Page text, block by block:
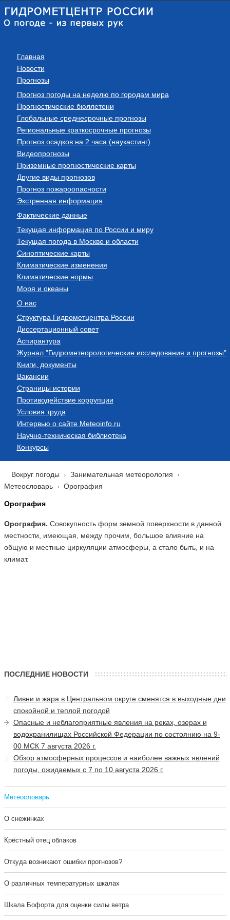
Главная
Новости
Прогнозы
Прогноз погоды на неделю по городам мира
Прогностические бюллетени
Глобальные среднесрочные прогнозы
Региональные краткосрочные прогнозы
Прогноз осадков на 2 часа (наукастинг)
Видеопрогнозы
Приземные прогностические карты
Другие виды прогнозов
Прогноз пожароопасности
Экстренная информация
Фактические данные
Текущая информация по России и миру
Текущая погода в Москве и области
Синоптические карты
Климатические изменения
Климатические нормы
Моря и океаны
О нас
Структура Гидрометцентра России
Диссертационный совет
Аспирантура
Журнал "Гидрометеорологические исследования и прогнозы"
Книги, документы
Вакансии
Страницы истории
Противодействие коррупции
Условия труда
Интервью о сайте Meteoinfo.ru
Научно-техническая библиотека
Конкурсы
Вокруг погоды
Занимательная метеорология
Метеословарь
Орография
Орография
Орография. Совокупность форм земной поверхности в данной
местности, имеющая, между прочим, большое влияние на
общую и местные циркуляции атмосферы, а стало быть, и на
климат.
ПОСЛЕДНИЕ НОВОСТИ
Ливни и жара в Центральном округе сменятся в выходные дни
спокойной и теплой погодой
Опасные и неблагоприятные явления на реках, озерах и
водохранилищах Российской Федерации по состоянию на 9-
00 МСК 7 августа 2026 г.
Обзор атмосферных процессов и наиболее важных явлений
погоды, ожидаемых с 7 по 10 августа 2026 г.
Метеословарь
О снежинках
Крёстный отец облаков
Откуда возникают ошибки прогнозов?
О различных температурных шкалах
Шкала Бофорта для оценки силы ветра